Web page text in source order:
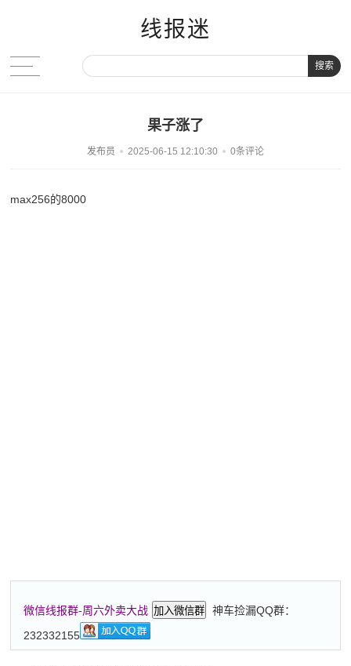
线报迷
搜索
果子涨了
发布员 2025-06-15 12:10:30 0条评论
max256的8000
微信线报群-周六外卖大战 加入微信群
神车捡漏QQ群：
232332155